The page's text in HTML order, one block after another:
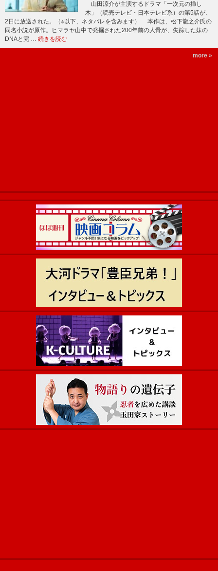
山田涼介が主演するドラマ「一次元の挿し
木」（読売テレビ・日本テレビ系）の第5話が、
2日に放送された。（※以下、ネタバレを含みます） 本作は、松下龍之介氏の
同名小説が原作。ヒマラヤ山中で発掘された200年前の人骨が、失踪した妹の
DNAと完 … 続きを読む
more »